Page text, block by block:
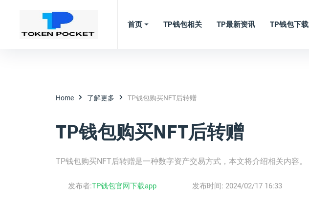
首页 TP钱包相关 TP最新资讯 TP钱包下载
Home 了解更多 TP钱包购买NFT后转赠
TP钱包购买NFT后转赠
TP钱包购买NFT后转赠是一种数字资产交易方式，本文将介绍相关内容。
发布者:TP钱包官网下载app 发布时间: 2024/02/17 16:33